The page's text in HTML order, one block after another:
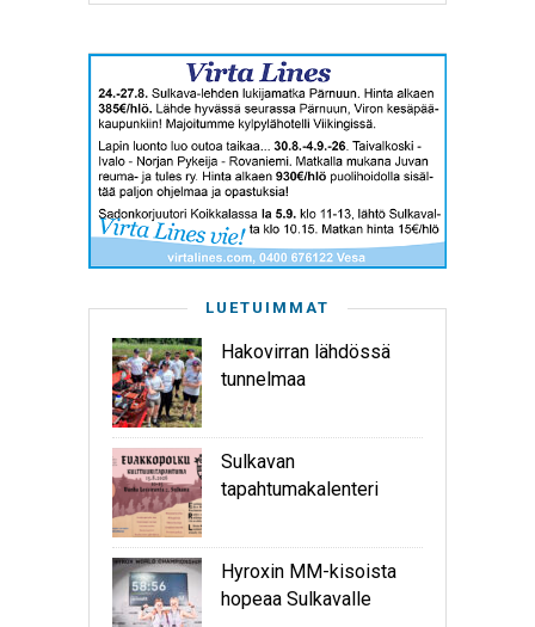
LUETUIMMAT
Hakovirran lähdössä
tunnelmaa
Sulkavan
tapahtumakalenteri
Hyroxin MM-kisoista
hopeaa Sulkavalle